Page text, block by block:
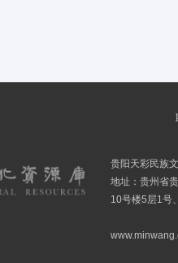
贵阳天彩民族
地址：贵州省
10号楼5层1号